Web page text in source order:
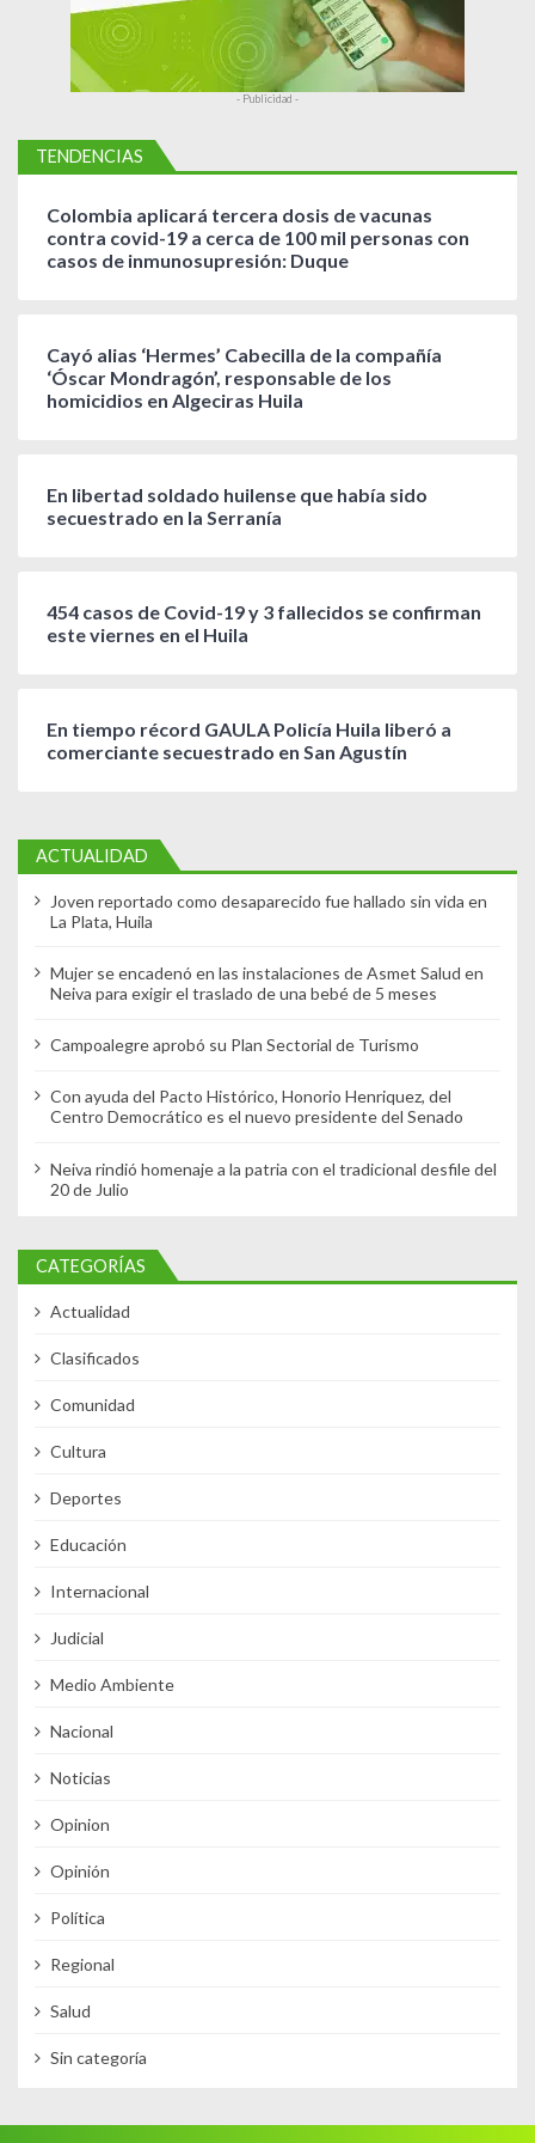
- Publicidad -
TENDENCIAS
Colombia aplicará tercera dosis de vacunas
contra covid-19 a cerca de 100 mil personas con
casos de inmunosupresión: Duque
Cayó alias ‘Hermes’ Cabecilla de la compañía
‘Óscar Mondragón’, responsable de los
homicidios en Algeciras Huila
En libertad soldado huilense que había sido
secuestrado en la Serranía
454 casos de Covid-19 y 3 fallecidos se confirman
este viernes en el Huila
En tiempo récord GAULA Policía Huila liberó a
comerciante secuestrado en San Agustín
ACTUALIDAD
Joven reportado como desaparecido fue hallado sin vida en
La Plata, Huila
Mujer se encadenó en las instalaciones de Asmet Salud en
Neiva para exigir el traslado de una bebé de 5 meses
Campoalegre aprobó su Plan Sectorial de Turismo
Con ayuda del Pacto Histórico, Honorio Henriquez, del
Centro Democrático es el nuevo presidente del Senado
Neiva rindió homenaje a la patria con el tradicional desfile del
20 de Julio
CATEGORÍAS
Actualidad
Clasificados
Comunidad
Cultura
Deportes
Educación
Internacional
Judicial
Medio Ambiente
Nacional
Noticias
Opinion
Opinión
Política
Regional
Salud
Sin categoría